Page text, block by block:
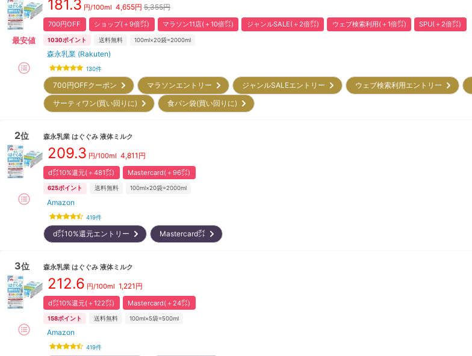
最安値
181.3 円/100ml 4,655円 5,355円
700円OFF ショップ(＋9倍㌽) マラソン11店(＋10倍㌽) ジャンルSALE(＋2倍㌽) ウェブ検索利用(＋1倍㌽) SPU(＋2倍㌽)
1030ポイント 送料無料 100ml×20袋=2000ml
森永乳業 (Rakuten)
130件
700円OFFクーポン マラソンエントリー ジャンルSALEエントリー ウェブ検索利用エントリー
サーティワン(買い回りに)
食パン袋(買い回りに)
2位 森永乳業 はぐぐみ 液体ミルク
209.3 円/100ml 4,811 円
d㌽10%還元(＋481㌽) Mastercard(＋96㌽)
625ポイント 送料無料 100ml×20袋=2000ml
Amazon
419件
d㌽10%還元エントリー Mastercard㌽
3位 森永乳業 はぐぐみ 液体ミルク
212.6 円/100ml 1,221 円
d㌽10%還元(＋122㌽) Mastercard(＋24㌽)
158ポイント 送料無料 100ml×5袋=500ml
Amazon
419件